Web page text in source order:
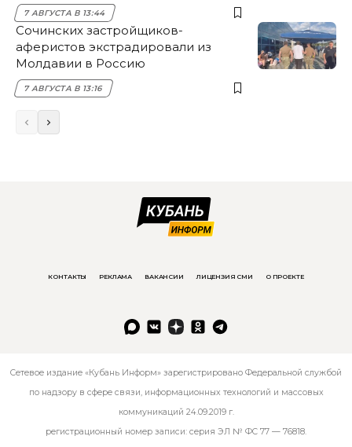
7 АВГУСТА В 13:44
Сочинских застройщиков-
аферистов экстрадировали из
Молдавии в Россию
7 АВГУСТА В 13:16
КОНТАКТЫ РЕКЛАМА ВАКАНСИИ ЛИЦЕНЗИЯ СМИ О ПРОЕКТЕ
Сетевое издание «Кубань Информ» зарегистрировано Федеральной службой
по надзору в сфере связи, информационных технологий и массовых
коммуникаций 24.09.2019 г.
регистрационный номер записи: серия ЭЛ № ФС 77 — 76818.